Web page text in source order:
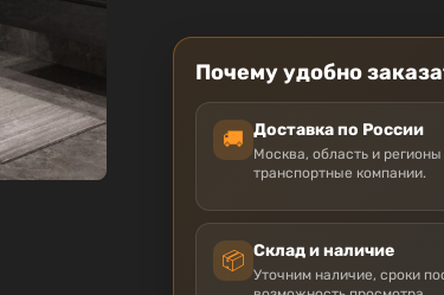
Почему удобно
🚚 Доставка по России
Москва, область и
транспортные компании.
📦 Склад и наличие
Уточним наличие, сроки